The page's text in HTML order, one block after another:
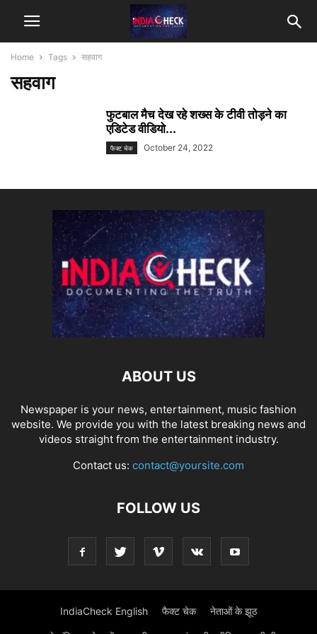
Home Tags सहवाग
सहवाग
फुटबाल मैच देख रहे शख्स के टीवी तोड़ने का
एडिटेड वीडियो...
फैक्ट चेक October 24, 2022
ABOUT US
Newspaper is your news, entertainment, music fashion
website. We provide you with the latest breaking news and
videos straight from the entertainment industry.
Contact us: contact@yoursite.com
FOLLOW US
IndiaCheck English फैक्ट चेक नेताओं के झूठ